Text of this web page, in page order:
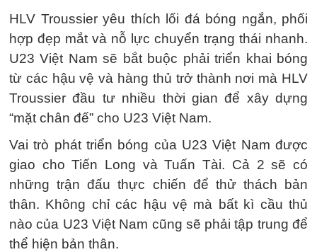
HLV Troussier yêu thích lối đá bóng ngắn, phối
hợp đẹp mắt và nỗ lực chuyển trạng thái nhanh.
U23 Việt Nam sẽ bắt buộc phải triển khai bóng
từ các hậu vệ và hàng thủ trở thành nơi mà HLV
Troussier đầu tư nhiều thời gian để xây dựng
“mặt chân đế” cho U23 Việt Nam.
Vai trò phát triển bóng của U23 Việt Nam được
giao cho Tiến Long và Tuấn Tài. Cả 2 sẽ có
những trận đấu thực chiến để thử thách bản
thân. Không chỉ các hậu vệ mà bất kì cầu thủ
nào của U23 Việt Nam cũng sẽ phải tập trung để
thể hiện bản thân.